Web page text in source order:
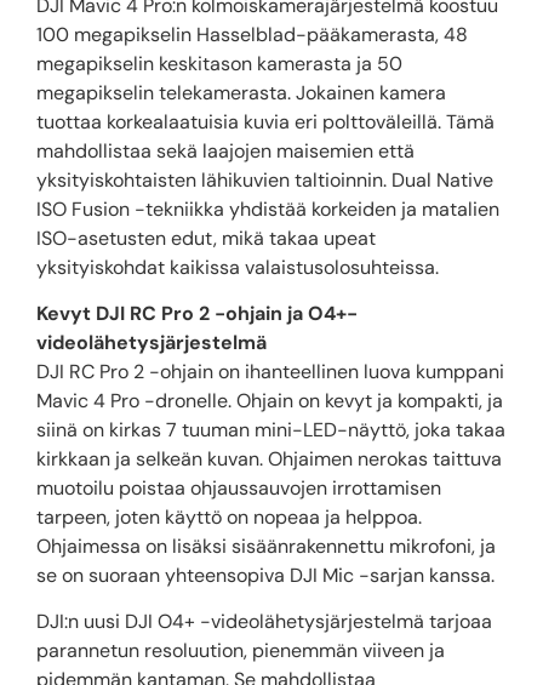
100 megapikselin Hasselblad-pääkamerasta, 48
megapikselin keskitason kamerasta ja 50
megapikselin telekamerasta. Jokainen kamera
tuottaa korkealaatuisia kuvia eri polttoväleillä. Tämä
mahdollistaa sekä laajojen maisemien että
yksityiskohtaisten lähikuvien taltioinnin. Dual Native
ISO Fusion -tekniikka yhdistää korkeiden ja matalien
ISO-asetusten edut, mikä takaa upeat
yksityiskohdat kaikissa valaistusolosuhteissa.
Kevyt DJI RC Pro 2 -ohjain ja O4+-
videolähetysjärjestelmä
DJI RC Pro 2 -ohjain on ihanteellinen luova kumppani
Mavic 4 Pro -dronelle. Ohjain on kevyt ja kompakti, ja
siinä on kirkas 7 tuuman mini-LED-näyttö, joka takaa
kirkkaan ja selkeän kuvan. Ohjaimen nerokas taittuva
muotoilu poistaa ohjaussauvojen irrottamisen
tarpeen, joten käyttö on nopeaa ja helppoa.
Ohjaimessa on lisäksi sisäänrakennettu mikrofoni, ja
se on suoraan yhteensopiva DJI Mic -sarjan kanssa.
DJI:n uusi DJI O4+ -videolähetysjärjestelmä tarjoaa
parannetun resoluution, pienemmän viiveen ja